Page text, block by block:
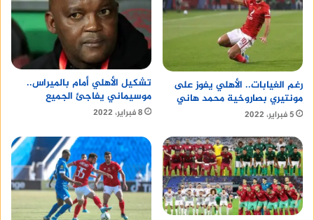
رغم الغيابات.. الأهلي يفوز على
مونتيري بصاروخية محمد هاني
5 فبراير، 2022
تشكيل الأهلي أمام بالميراس..
موسيماني يفاجئ الجميع
8 فبراير، 2022